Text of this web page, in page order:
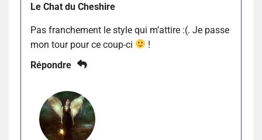
Le Chat du Cheshire
Pas franchement le style qui m’attire :(. Je passe
mon tour pour ce coup-ci
!
Répondre